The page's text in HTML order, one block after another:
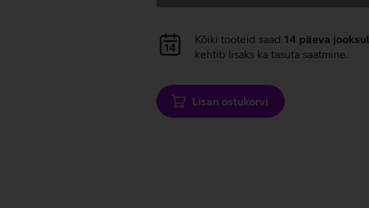
Andmete
laadimine
Kõiki tooteid saad 14 päeva jooksul
kehtib lisaks ka tasuta saatmine.
Lisan ostukorvi